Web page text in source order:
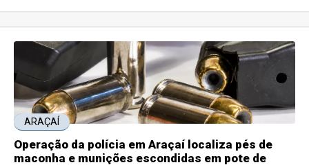
ARAÇAÍ
Operação da polícia em Araçaí localiza pés de
maconha e munições escondidas em pote de